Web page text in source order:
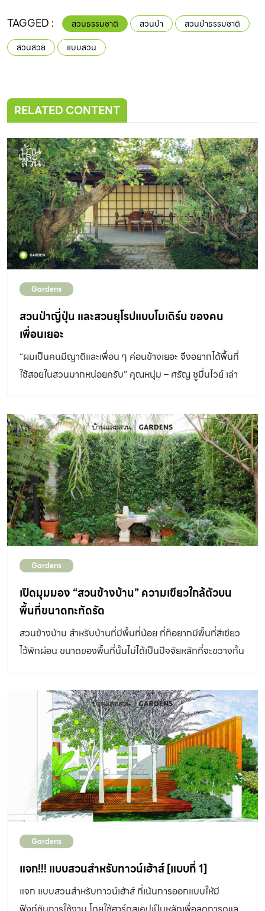
TAGGED : สวนธรรมชาติ สวนป่า
สวนป่าธรรมชาติ
สวนสวย
แบบสวน
RELATED CONTENT
Gardens
สวนป่าญี่ปุ่น และสวนยุโรปแบบโมเดิร์น ของคน
เพื่อนเยอะ
“ผมเป็นคนมีญาติและเพื่อน ๆ ค่อนข้างเยอะ จึงอยากได้พื้นที่
ใช้สอยในสวนมากหน่อยครับ” คุณหนุ่ม – ศรัญ ชูมื่นไวย์ เล่า
ฟัง พื้นที่สวนทั้งหมดกว่า 1 ไร่ คุณมอร์-อัศนัย แก่นจันทร์ นัก
จัดสวนจากร่มรื่น แลนด์สเคป ได้ออกแบบให้เป็นสวน 2 สไตล์
โดยโซนหน้าบ้านจัดเป็นสวนยุโรปแบบโมเดิร์น เพื่อให้ดูเป็น
ระเบียบและดูแลง่าย และมี สวนป่าญี่ปุ่น กระจายอยู่ทั่วทั้งบ้าน
อีกทั้งยังได้ตัดทอนดีเทลบางส่วน เพื่อไม่ให้ดูเป็นสวนแบบใด
แบบหนึ่งที่ชัดเจนจนเกินไป และสามารถอยู่ร่วมกันได้อย่าง
ลงตัว “การวางผังสวนผมดูจากกิจกรรมของเจ้าของบ้านเป็น
หลักครับ และดูจากมุมมองต่าง ๆ ร่วมด้วย โซนหน้าบ้านติด
คุณหนุ่มมีปลาแรดเผือกที่เคยเลี้ยงไว้ที่บ้านเดิมและอยากย้าย
มาอยู่ที่บ้านใหม่ด้วย ผมทำบ่อปลาไว้ด้านใน เพิ่มศาลาไว้นั่ง
เล่นและต้อนรับญาติ ๆ ลูกสาวคุณหนุ่มอยากได้ชิงช้า ผมเลือก
ให้อยู่ที่สวนข้างบ้าน ถัดเข้าไปด้านในยังมีสวนญี่ปุ่นอยู่ริมสระ
ว่ายน้ำและห้องคาราโอเกะ จะเห็นว่ามีจุดนั่งเล่นจุดต้อนรับ
กระจายอยู่ทั่วสวน ตั้งแต่หน้าบ้านไปจนถึงริมสระว่ายน้ำที่อยู่
ครับ” อีกสิ่งหนึ่งที่ดูต่างไปจากงานของคุณมอร์ที่เคยเห็น คือ
การเลือกใช้ต้นไม้และการจัดกลุ่มต้นไม้ สวนนี้มีขนาดใหญ่มาก
ก็จริง แต่กลับเห็นต้นไม้ที่ไม่หลากหลายมากนัก บริเวณหน้า
บ้านที่เป็นสวนแบบฝรั่งรายล้อมด้วยต้นไม้ใหญ่ที่เห็นได้ในสวน
ทรอปิคัล ไม่ว่าจะเป็น เสม็ดแดง […]
Gardens
เปิดมุมมอง “สวนข้างบ้าน” ความเขียวใกล้ตัวบน
พื้นที่ขนาดกะทัดรัด
สวนข้างบ้าน สำหรับบ้านที่มีพื้นที่น้อย ที่ก็อยากมีพื้นที่สีเขียว
ไว้พักผ่อน ขนาดของพื้นที่นั้นไม่ได้เป็นปัจจัยหลักที่จะขวางกั้น
Gardens
แจก!!! แบบสวนสำหรับทาวน์เฮ้าส์ [แบบที่ 1]
แจก แบบสวนสำหรับทาวน์เฮ้าส์ ที่เน้นการออกแบบให้มี